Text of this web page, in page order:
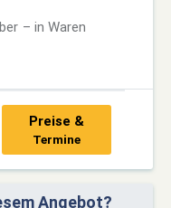
– in Waren
Preise &
Termine
Angebot?